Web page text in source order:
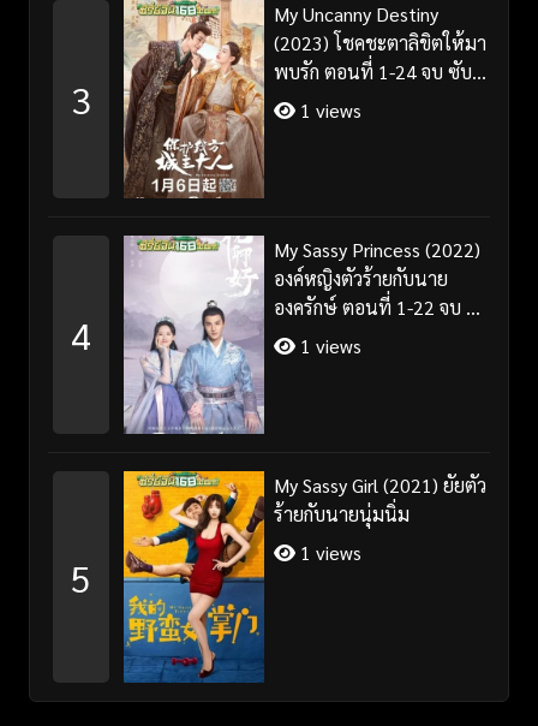
3
My Uncanny Destiny
(2023) โชคชะตาลิขิตให้มา
พบรัก ตอนที่ 1-24 จบ ซับ
ไทย/พากย์ไทย
1 views
4
My Sassy Princess (2022)
องค์หญิงตัวร้ายกับนาย
องครักษ์ ตอนที่ 1-22 จบ ซับ
ไทย1 views
5
My Sassy Girl (2021) ยัยตัว
ร้ายกับนายนุ่มนิ่ม
1 views